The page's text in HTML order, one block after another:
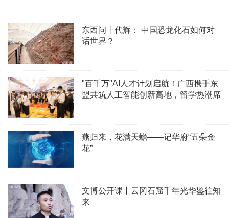
东西问丨代辉： 中国恐龙化石如何对
话世界？
"百千万"AI人才计划启航！广西携手东
盟共筑人工智能创新高地，留学热潮席
燕归来，花满天蟾——记华府“五朵金
花”
文博公开课丨云冈石窟千年光华鉴往知
来